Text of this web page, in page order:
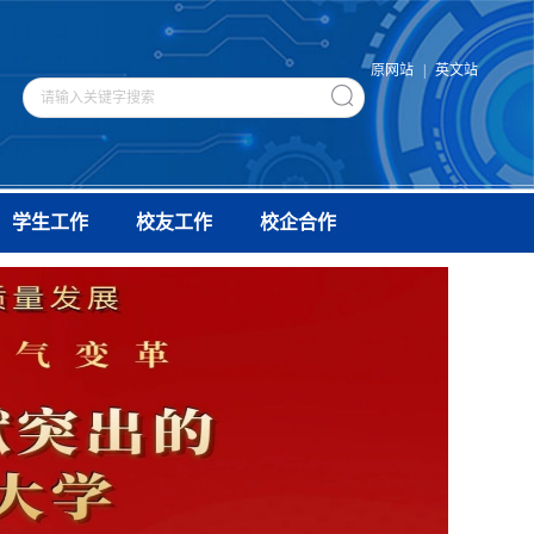
原网站 英文站
学生工作 校友工作 校企合作